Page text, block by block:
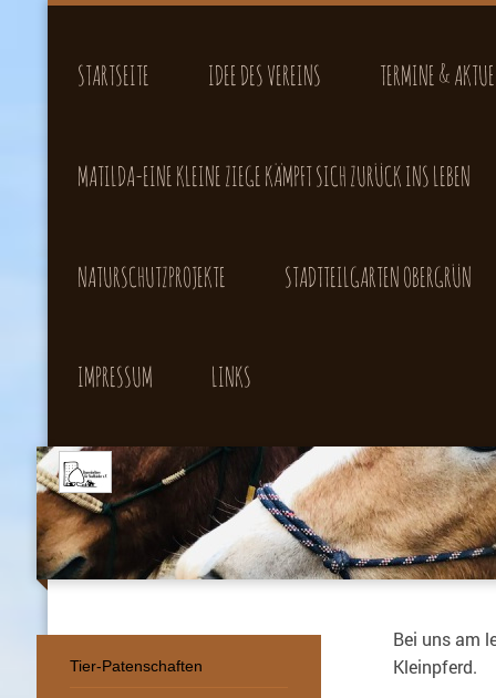
STARTSEITE IDEE DES VEREINS TERMINE &
MATILDA-EINE KLEINE ZIEGE KÄMPFT SICH ZURÜCK INS LEBEN
NATURSCHUTZPROJEKTE STADTTEILGARTEN OBERGRÜN
IMPRESSUM LINKS
Bei uns am
Kleinpferd.
Tier-Patenschaften